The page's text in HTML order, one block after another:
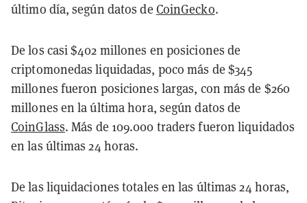
último día, según datos de CoinGecko.
De los casi $402 millones en posiciones de
criptomonedas liquidadas, poco más de $345
millones fueron posiciones largas, con más de $260
millones en la última hora, según datos de
CoinGlass. Más de 109.000 traders fueron liquidados
en las últimas 24 horas.
De las liquidaciones totales en las últimas 24 horas,